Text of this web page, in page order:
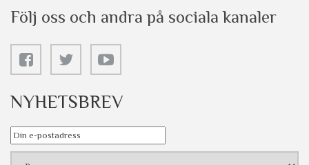
Följ oss och andra på sociala kanaler
NYHETSBREV